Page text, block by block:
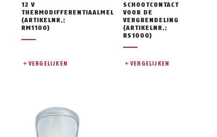
12 V
THERMODIFFERENTIAALMELDER
(ARTIKELNR.:
RM1100)
VERGELIJKEN
SCHOOTCONTACT
VOOR DE
VERGRENDELING
(ARTIKELNR.:
RS1000)
VERGELIJKEN